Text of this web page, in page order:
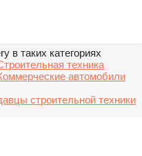
в таких категориях
техника
автомобили
строительной техники